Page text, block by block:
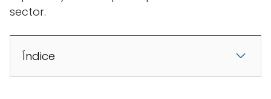
sector.
Índice